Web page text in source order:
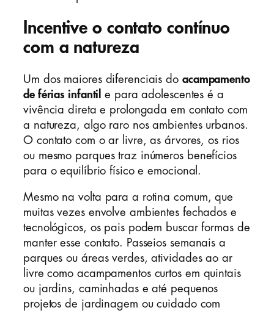
Incentive o contato contínuo
com a natureza
Um dos maiores diferenciais do acampamento
de férias infantil
e para adolescentes é a
vivência direta e prolongada em contato com
a natureza, algo raro nos ambientes urbanos.
O contato com o ar livre, as árvores, os rios
ou mesmo parques traz inúmeros benefícios
para o equilíbrio físico e emocional.
Mesmo na volta para a rotina comum, que
muitas vezes envolve ambientes fechados e
tecnológicos, os pais podem buscar formas de
manter esse contato. Passeios semanais a
parques ou áreas verdes, atividades ao ar
livre como acampamentos curtos em quintais
ou jardins, caminhadas e até pequenos
projetos de jardinagem ou cuidado com